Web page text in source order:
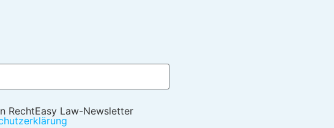
RechtEasy Law-Newsletter